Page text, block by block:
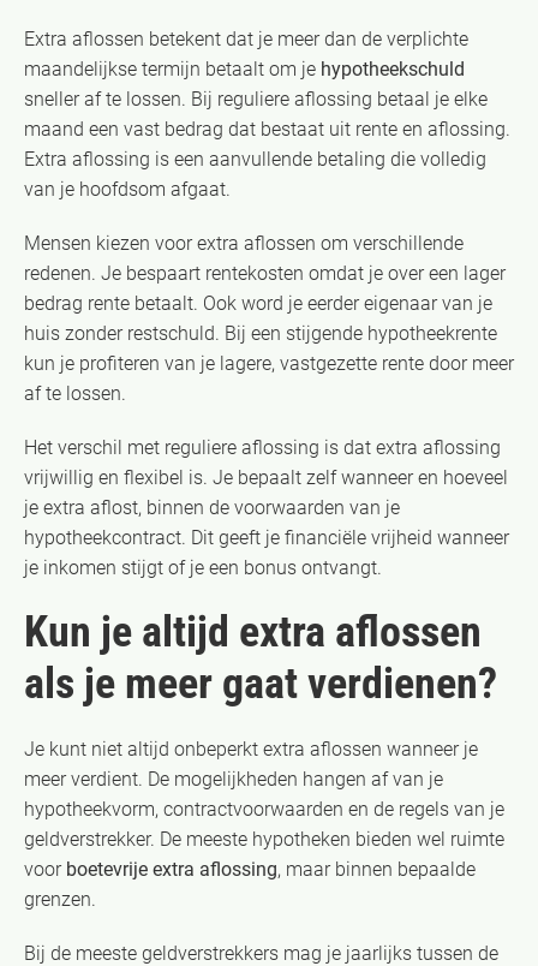
Extra aflossen betekent dat je meer dan de verplichte
maandelijkse termijn betaalt om je hypotheekschuld
sneller af te lossen. Bij reguliere aflossing betaal je elke
maand een vast bedrag dat bestaat uit rente en aflossing.
Extra aflossing is een aanvullende betaling die volledig
van je hoofdsom afgaat.
Mensen kiezen voor extra aflossen om verschillende
redenen. Je bespaart rentekosten omdat je over een lager
bedrag rente betaalt. Ook word je eerder eigenaar van je
huis zonder restschuld. Bij een stijgende hypotheekrente
kun je profiteren van je lagere, vastgezette rente door meer
af te lossen.
Het verschil met reguliere aflossing is dat extra aflossing
vrijwillig en flexibel is. Je bepaalt zelf wanneer en hoeveel
je extra aflost, binnen de voorwaarden van je
hypotheekcontract. Dit geeft je financiële vrijheid wanneer
je inkomen stijgt of je een bonus ontvangt.
Kun je altijd extra aflossen
als je meer gaat verdienen?
Je kunt niet altijd onbeperkt extra aflossen wanneer je
meer verdient. De mogelijkheden hangen af van je
hypotheekvorm, contractvoorwaarden en de regels van je
geldverstrekker. De meeste hypotheken bieden wel ruimte
voor boetevrije extra aflossing, maar binnen bepaalde
grenzen.
Bij de meeste geldverstrekkers mag je jaarlijks tussen de